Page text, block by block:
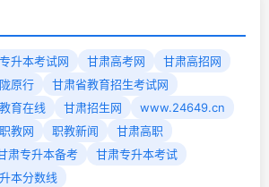
升本考试网 甘肃高考网
甘肃高招网
原行
甘肃省教育招生考试网
育在线 甘肃招生网
www.24649.cn
教网 职教新闻
甘肃高职
肃专升本备考
甘肃专升本考试
本分数线